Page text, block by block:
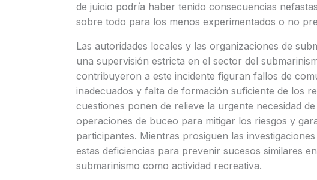
de juicio podría haber tenido consecuencias
sobre todo para los menos experimentados o no
Las autoridades locales y las organizaciones de
una supervisión estricta en el sector del
contribuyeron a este incidente figuran fallos de
inadecuados y falta de formación suficiente de los
cuestiones ponen de relieve la urgente necesidad
operaciones de buceo para mitigar los riesgos y
participantes. Mientras prosiguen las
estas deficiencias para prevenir sucesos similares
submarinismo como actividad recreativa.